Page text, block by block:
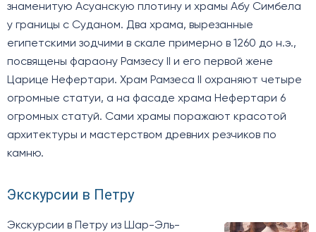
знаменитую Асуанскую плотину и храмы Абу Симбела
у границы с Суданом. Два храма, вырезанные
египетскими зодчими в скале примерно в 1260 до н.э.,
посвящены фараону Рамзесу II и его первой жене
Царице Нефертари. Храм Рамзеса II охраняют четыре
огромные статуи, а на фасаде храма Нефертари 6
огромных статуй. Сами храмы поражают красотой
архитектуры и мастерством древних резчиков по
камню.
Экскурсии в Петру
Экскурсии в Петру из Шар-Эль-